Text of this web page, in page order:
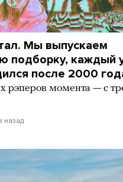
Мы выпускаем
подборку, каждый
после 2000
рэперов момента — с
назад